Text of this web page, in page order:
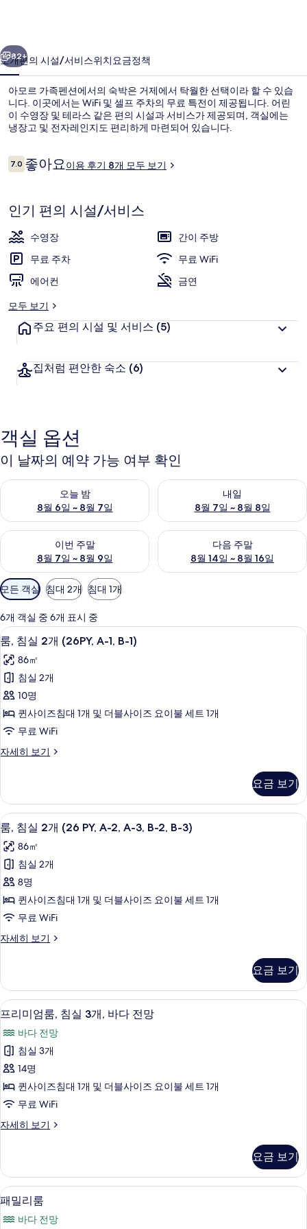
의
사
진
갤
리
다음
82+
소개편의 시설/서비스위치요금정책
아모르 가족펜션에서의 숙박은 거제에서 탁월한 선택이라 할 수 있습
니다. 이곳에서는 WiFi 및 셀프 주차의 무료 특전이 제공됩니다. 어린
이 수영장 및 테라스 같은 편의 시설과 서비스가 제공되며, 객실에는
냉장고 및 전자레인지도 편리하게 마련되어 있습니다.
이
용
기
7.010점 만점 중 7.0점.
좋아요이용 후기 8개 모두 보기
인기 편의 시설/서비스
수영장
간이 주방
무료 주차
무료 WiFi
에어컨
금연
모두 보기
주요 편의 시설 및 서비스 (5)
집처럼 편안한 숙소 (6)
객실 옵션
이 날짜의 예약 가능 여부 확인
오늘 밤
8월 6일 ~ 8월 7일
오늘 밤 예약 가능 여부 확인, 8월 6일 ~ 8월 7일
내일
8월 7일 ~ 8월 8일
내일 예약 가능 여부 확인, 8월
이번 주말
8월 7일 ~ 8월 9일
이번 주말 예약 가능 여부 확인, 8월 7일 ~ 8월 9일
다음 주말
8월 14일 ~ 8월 16일
다음 주말 예약 가능 여부 확인,
객
실
에
사
용
가
능
한
터
모든 객실 침대 2개 침대 1개
6개 객실 중 6개 표시 중
룸,
침
실
2
개
(26PY,
A-
1,
사
진
모
두
보
기
룸, 침실 2개 (26PY, A-1, B-1) | 거실 | 평
21
룸, 침실 2개 (26PY, A-1, B-1)
86㎡
침실 2개
10명
퀸사이즈침대 1개 및 더블사이즈 요이불 세트 1개
무료 WiFi
자세히 보기
룸,
개
(26PY,
A-
1,
B-
1)
자
세
히
보
기
요금 보기
룸,
침
실
2
개
(26
PY,
A-
3,
B-
2,
B-
3)
사
진
모
두
룸, 침실 2개 (26 PY, A-2, A-3, B-2, B-
19
룸, 침실 2개 (26 PY, A-2, A-3, B-2, B-3)
86㎡
침실 2개
8명
퀸사이즈침대 1개 및 더블사이즈 요이불 세트 1개
무료 WiFi
자세히 보기
룸,
개
(26
PY,
2,
A-
3,
B-
2,
B-
자
기
요금 보기
프
미
엄
룸,
침
3
바
다
전
망
프리미엄룸, 침실 3개, 바다 전망 | 무료
12
프리미엄룸, 침실 3개, 바다 전망
바다 전망
침실 3개
14명
퀸사이즈침대 1개 및 더블사이즈 요이불 세트 1개
무료 WiFi
자세히 보기
프
룸,
침
실
개,
요금 보기
패
밀
14
패밀리룸
바다 전망